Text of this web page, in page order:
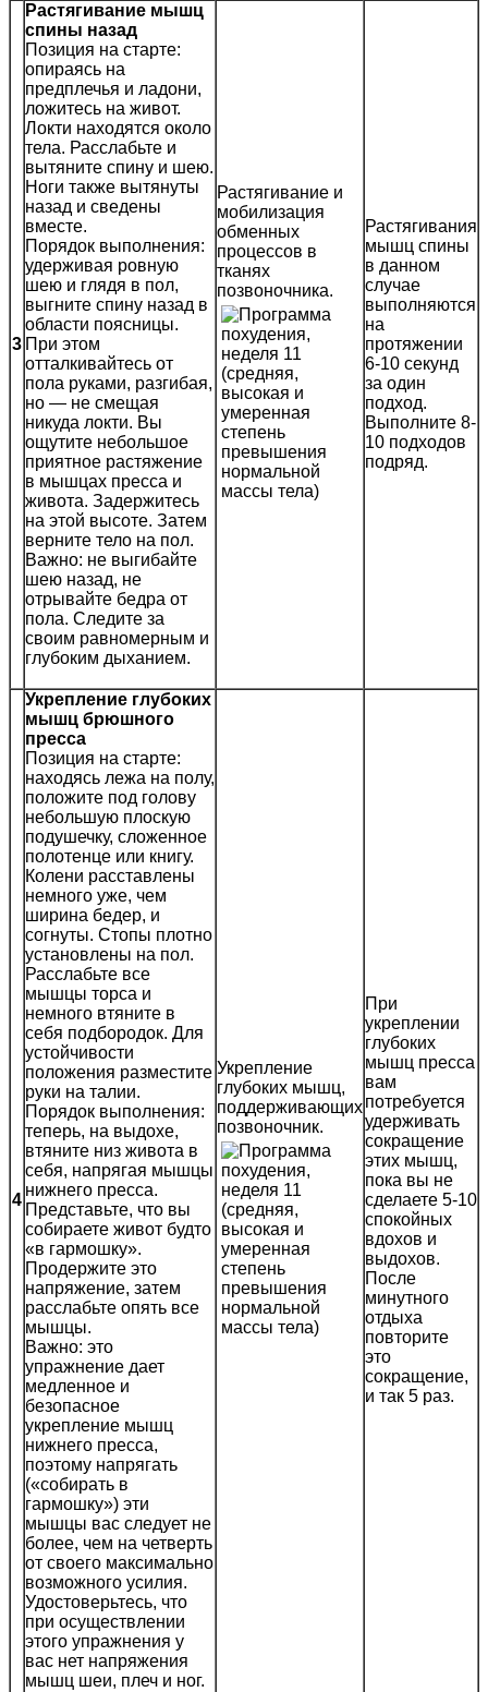
3
Растягивание мышц
спины назад
Позиция на старте:
опираясь на
предплечья и ладони,
ложитесь на живот.
Локти находятся около
тела. Расслабьте и
вытяните спину и шею.
Ноги также вытянуты
назад и сведены
вместе.
Порядок выполнения:
удерживая ровную
шею и глядя в пол,
выгните спину назад в
области поясницы.
При этом
отталкивайтесь от
пола руками, разгибая,
но — не смещая
никуда локти. Вы
ощутите небольшое
приятное растяжение
в мышцах пресса и
живота. Задержитесь
на этой высоте. Затем
верните тело на пол.
Важно: не выгибайте
шею назад, не
отрывайте бедра от
пола. Следите за
своим равномерным и
глубоким дыханием.
Растягивание и
мобилизация
обменных
процессов в
тканях
позвоночника.
Растягивания
мышц спины
в данном
случае
выполняются
на
протяжении
6-10 секунд
за один
подход.
Выполните 8-
10 подходов
подряд.
4
Укрепление глубоких
мышц брюшного
пресса
Позиция на старте:
находясь лежа на полу,
положите под голову
небольшую плоскую
подушечку, сложенное
полотенце или книгу.
Колени расставлены
немного уже, чем
ширина бедер, и
согнуты. Стопы плотно
установлены на пол.
Расслабьте все
мышцы торса и
немного втяните в
себя подбородок. Для
устойчивости
положения разместите
руки на талии.
Порядок выполнения:
теперь, на выдохе,
втяните низ живота в
себя, напрягая мышцы
нижнего пресса.
Представьте, что вы
собираете живот будто
«в гармошку».
Продержите это
напряжение, затем
расслабьте опять все
мышцы.
Важно: это
упражнение дает
медленное и
безопасное
укрепление мышц
нижнего пресса,
поэтому напрягать
(«собирать в
гармошку») эти
мышцы вас следует не
более, чем на четверть
от своего максимально
возможного усилия.
Удостоверьтесь, что
при осуществлении
этого упражнения у
вас нет напряжения
мышц шеи, плеч и ног.
Укрепление
глубоких мышц,
поддерживающих
позвоночник.
При
укреплении
глубоких
мышц пресса
вам
потребуется
удерживать
сокращение
этих мышц,
пока вы не
сделаете 5-10
спокойных
вдохов и
выдохов.
После
минутного
отдыха
повторите
это
сокращение,
и так 5 раз.